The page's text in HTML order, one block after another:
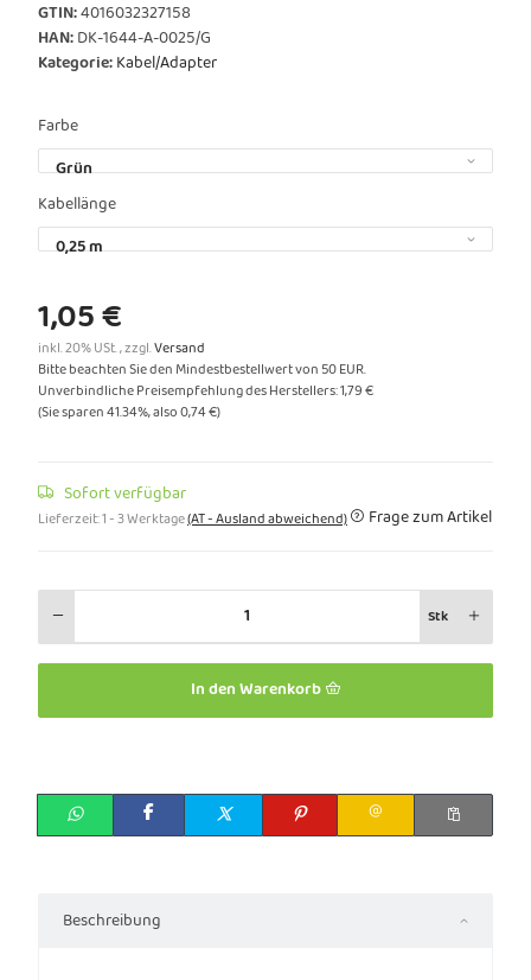
GTIN:4016032327158
HAN:DK-1644-A-0025/G
Kategorie:Kabel/Adapter
Farbe
Grün
Kabellänge
0,25 m
1,05 €
inkl. 20% USt. , zzgl.Versand
Bitte beachten Sie den Mindestbestellwert von 50 EUR.
Unverbindliche Preisempfehlung des Herstellers:1,79 €
(Sie sparen41.34%, also0,74 €)
Sofort verfügbar
Lieferzeit:1 - 3 Werktage(AT - Ausland abweichend) Frage zum Artikel
Stk
In den Warenkorb
Beschreibung